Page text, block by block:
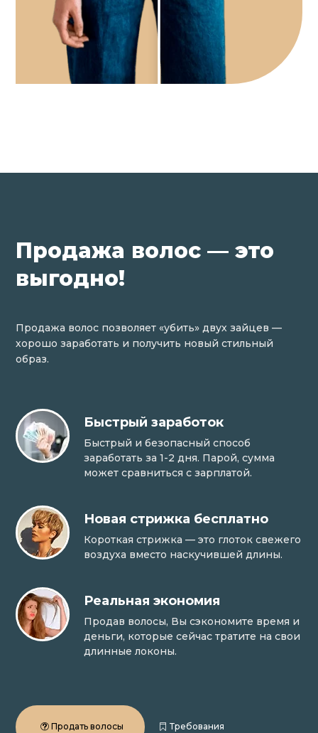
Продажа волос — это
выгодно!
Продажа волос позволяет «убить» двух зайцев —
хорошо заработать и получить новый стильный
образ.
Быстрый заработок
Быстрый и безопасный способ
заработать за 1-2 дня. Парой, сумма
может сравниться с зарплатой.
Новая стрижка бесплатно
Короткая стрижка — это глоток свежего
воздуха вместо наскучившей длины.
Реальная экономия
Продав волосы, Вы сэкономите время и
деньги, которые сейчас тратите на свои
длинные локоны.
Продать волосы Требования